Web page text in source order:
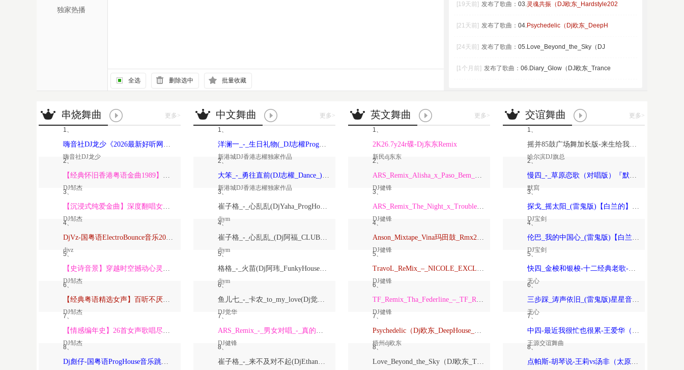
独家热播
全选 删除选中 批量收藏
[19天前] 发布了歌曲： 03.灵魂共振（DJ欧东_Hardstyle202
[21天前] 发布了歌曲： 04.Psychedelic（Dj欧东_DeepH
[24天前] 发布了歌曲： 05.Love_Beyond_the_Sky（DJ
[1个月前] 发布了歌曲： 06.Diary_Glow（DJ欧东_Trance
串烧舞曲 更多>
1、
嗨音社DJ龙少《2026最新好听网络伤感歌曲推荐·深爱过的人一生惦记》
嗨音社DJ龙少
2、
【经典怀旧香港粤语金曲1989】高潮版【DJ邹杰】
DJ邹杰
3、
【沉浸式纯爱金曲】深度翻唱女声版【DJ邹杰】_
DJ邹杰
4、
DjVz-国粤语ElectroBounce音乐2026讲不出再见怀旧版蹦迪跳舞大碟
djvz
5、
【史诗音景】穿越时空撼动心灵的管弦乐【DJ邹杰】
DJ邹杰
6、
【经典粤语精选女声】百听不厌深度翻唱版【DJ邹杰】_
DJ邹杰
7、
【情感编年史】26首女声歌唱尽从暗恋到放下的全部【DJ邹杰】
DJ邹杰
8、
Dj彪仔-国粤语ProgHouse音乐跳舞街vs心要让你听见串烧Vol.39
中文舞曲 更多>
1、
洋澜一_-_生日礼物(_DJ志權ProgHouse_)无心睡眠鼓国语女原创Mix
新港城DJ香港志權独家作品
2、
大笨_-_勇往直前(DJ志權_Dance_)粤语男原创Mix
新港城DJ香港志權独家作品
3、
崔子格_-_心乱乱(DjYaha_ProgHouse_Mix国语女)
djym
4、
崔子格_-_心乱乱_(Dj阿福_CLUB_Mix国语女)
djym
5、
格格_-_火苗(Dj阿玮_FunkyHouse_Mix国语女)
djym
6、
鱼儿七_-_卡农_to_my_love(Dj觉华_Electro_Rmx_2026_V2)
DJ觉华
7、
ARS_Remix_-_男女对唱_-_真的爱着你
DJ健锋
8、
崔子格_-_来不及对不起(DjEthan翊轩_Melbourne_Mix国语女)
英文舞曲 更多>
1、
2K26.7y24r碟-Dj东东Remix
新民dj东东
2、
ARS_Remix_Alisha_x_Paso_Bem_Solto_2K25_ft_Daa_LeemingWart_Alexis
DJ健锋
3、
ARS_Remix_The_Night_x_Trouble_Is_A_Friend_x_Forver_Young_2K24…
DJ健锋
4、
Anson_Mixtape_Vina玛田鼓_Rmx2026_150
DJ健锋
5、
TravoL_ReMix_–_NICOLE_EXCLUSIVE_康熙TOYOKI_落泪_TravoL_HarderMix
DJ健锋
6、
TF_Remix_Tha_Federline_–_TF_Remix_DOTARapture_TF_REMIX_2026_VVIP
DJ健锋
7、
Psychedelic（Dj欧东_DeepHouse_2026）
梧州dj欧东
8、
Love_Beyond_the_Sky（DJ欧东_Trance）
交谊舞曲 更多>
1、
摇并85鼓广场舞加长版-来生给我一个家-恰恰恰恰恰【哈尔滨DJ旗总音乐工作室独家制作】
哈尔滨DJ旗总
2、
慢四_-_草原恋歌（对唱版）『默寫制作』
默寫
3、
探戈_摇太阳_(雷鬼版)【白兰的】-宝剑制作
DJ宝剑
4、
伦巴_我的中国心_(雷鬼版)【白兰的】-宝剑制作
DJ宝剑
5、
快四_金梭和银梭-十二经典老歌-无心制作
无心
6、
三步踩_涛声依旧_(雷鬼版)星星音乐屋、晚风音乐屋-无心制作
无心
7、
中四-最近我很忙也很累-王爱华（太原-王源制作）
王源交谊舞曲
8、
点帕斯-胡琴说-王莉vs汤非（太原-王源制作）